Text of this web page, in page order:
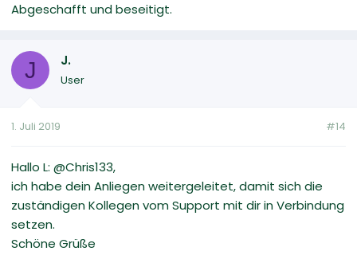
Abgeschafft und beseitigt.
J J.
User
1. Juli 2019 #14
Hallo L: @Chris133,
ich habe dein Anliegen weitergeleitet, damit sich die
zuständigen Kollegen vom Support mit dir in Verbindung
setzen.
Schöne Grüße